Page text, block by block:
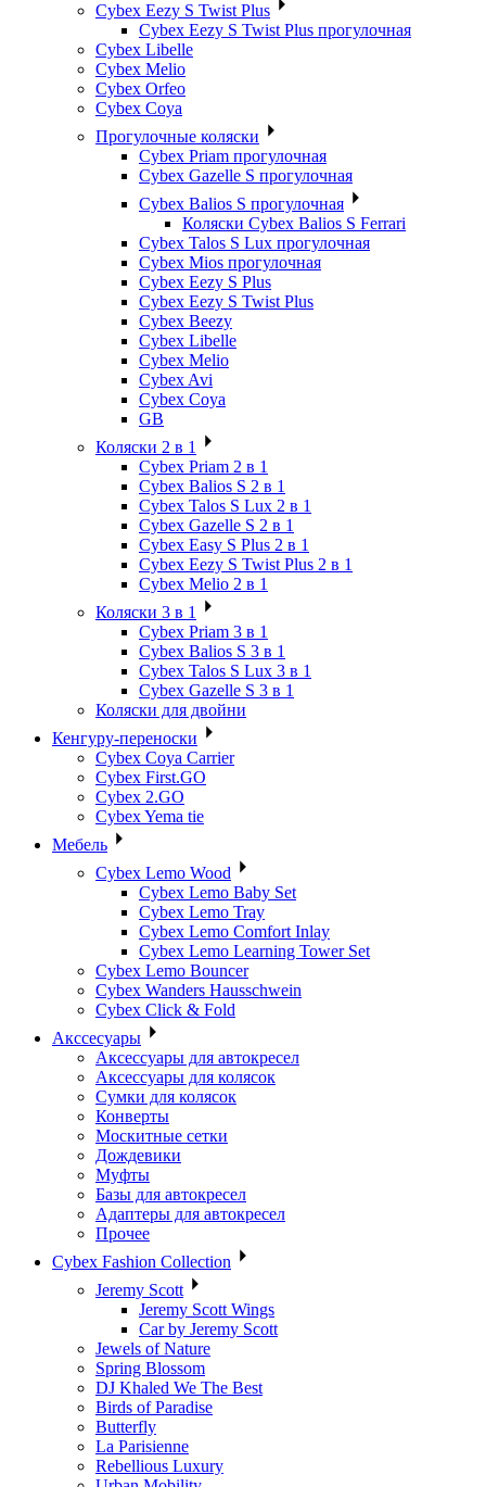
Cybex Eezy S Twist Plus
Cybex Eezy S Twist Plus прогулочная
Cybex Libelle
Cybex Melio
Cybex Orfeo
Cybex Coya
Прогулочные коляски
Cybex Priam прогулочная
Cybex Gazelle S прогулочная
Cybex Balios S прогулочная
Коляски Cybex Balios S Ferrari
Cybex Talos S Lux прогулочная
Cybex Mios прогулочная
Cybex Eezy S Plus
Cybex Eezy S Twist Plus
Cybex Beezy
Cybex Libelle
Cybex Melio
Cybex Avi
Cybex Coya
GB
Коляски 2 в 1
Cybex Priam 2 в 1
Cybex Balios S 2 в 1
Cybex Talos S Lux 2 в 1
Cybex Gazelle S 2 в 1
Cybex Easy S Plus 2 в 1
Cybex Eezy S Twist Plus 2 в 1
Cybex Melio 2 в 1
Коляски 3 в 1
Cybex Priam 3 в 1
Cybex Balios S 3 в 1
Cybex Talos S Lux 3 в 1
Cybex Gazelle S 3 в 1
Коляски для двойни
Кенгуру-переноски
Cybex Coya Carrier
Cybex First.GO
Cybex 2.GO
Cybex Yema tie
Мебель
Cybex Lemo Wood
Cybex Lemo Baby Set
Cybex Lemo Tray
Cybex Lemo Comfort Inlay
Cybex Lemo Learning Tower Set
Cybex Lemo Bouncer
Cybex Wanders Hausschwein
Cybex Click & Fold
Акссесуары
Аксессуары для автокресел
Аксессуары для колясок
Сумки для колясок
Конверты
Москитные сетки
Дождевики
Муфты
Базы для автокресел
Адаптеры для автокресел
Прочее
Cybex Fashion Collection
Jeremy Scott
Jeremy Scott Wings
Car by Jeremy Scott
Jewels of Nature
Spring Blossom
DJ Khaled We The Best
Birds of Paradise
Butterfly
La Parisienne
Rebellious Luxury